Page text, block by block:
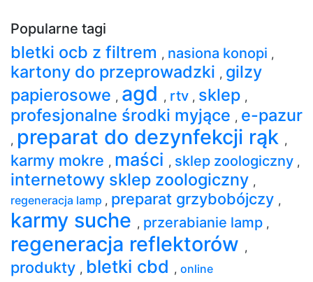
Popularne tagi
bletki ocb z filtrem , nasiona konopi ,
kartony do przeprowadzki , gilzy
papierosowe , agd , rtv , sklep ,
profesjonalne środki myjące , e-pazur
, preparat do dezynfekcji rąk ,
karmy mokre , maści , sklep zoologiczny ,
internetowy sklep zoologiczny ,
regeneracja lamp , preparat grzybobójczy ,
karmy suche , przerabianie lamp ,
regeneracja reflektorów ,
produkty , bletki cbd , online